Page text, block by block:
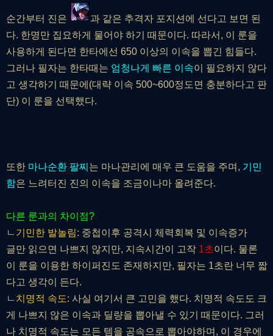
순간부터 진은
과 같은 추격자 포지션에 선다고 보면 된
다. 한명만 집요하게 물어야 하기 때문이다. 따라서, 이 룬을
사용하게 된다면 한타에선 650 이상의 이속을 뽑긴 힘들다.
그러나 필자는 한타때는 엄청나게 빠른 이속이 필요하지 않다
고 생각하기 때문에(대략 이속 500~600정도면 충분하다고 판
단) 이 룬을 선택했다.
또한 마나순환 팔찌 는 마나관리에 매우 큰 도움을 주며, 기민
함은 느려터진 진의 이속을 조금이나마 올려준다.
다른 룬과의 차이점?
ㄴ 기민한 발놀림: 중첩이후 공격시 체력회복 및 이속증가
글만 읽으면 나쁘지 않지만, 지속시간이 고작 1초이다. 물론
이 룬을 이용한 하이퍼진도 존재하지만, 필자는 1초란 너무 짧
다고 생각이 든다.
ㄴ 치명적 속도: 사실 여기서 큰 고민을 했다. 치명적 속도도 크
게 나쁘지 않은 이속과 딜량을 뽑아낼 수 있기 때문이다. 그러
나 치명적 속도는 모든 템을 공속으로 뽑아야하며, 이 경우에